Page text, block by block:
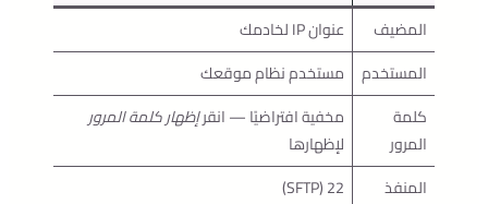
المضيف
عنوان IP لخادمك
المستخدم
مستخدم نظام موقعك
كلمة
المرور
مخفية افتراضيًا — انقرإظهار كلمة المرور
لإظهارها
المنفذ
22 (SFTP)